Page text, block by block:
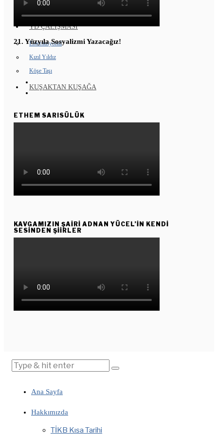
GENÇ KOMÜNARLAR
YD ÇALIŞMASI
Enternasyonal
Kızıl Yıldız
Köşe Taşı
KUŞAKTAN KUŞAĞA
21. Yüzyıla Sosyalizmi Yazacağız!
ETHEM SARISÜLÜK
KAVGAMIZIN ŞAIRI ADNAN YÜCEL’IN KENDI
SESINDEN ŞIIRLER
Ana Sayfa
Hakkımızda
TİKB Kısa Tarihi